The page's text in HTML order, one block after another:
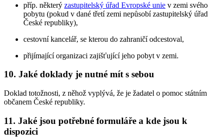
příp. některý zastupitelský úřad Evropské unie v zemi svého
pobytu (pokud v dané třetí zemi nepůsobí zastupitelský úřad
České republiky),
cestovní kancelář, se kterou do zahraničí odcestoval,
přijímající organizaci zajišťující jeho pobyt v zemi.
10. Jaké doklady je nutné mít s sebou
Doklad totožnosti, z něhož vyplývá, že je žadatel o pomoc státním
občanem České republiky.
11. Jaké jsou potřebné formuláře a kde jsou k
dispozici